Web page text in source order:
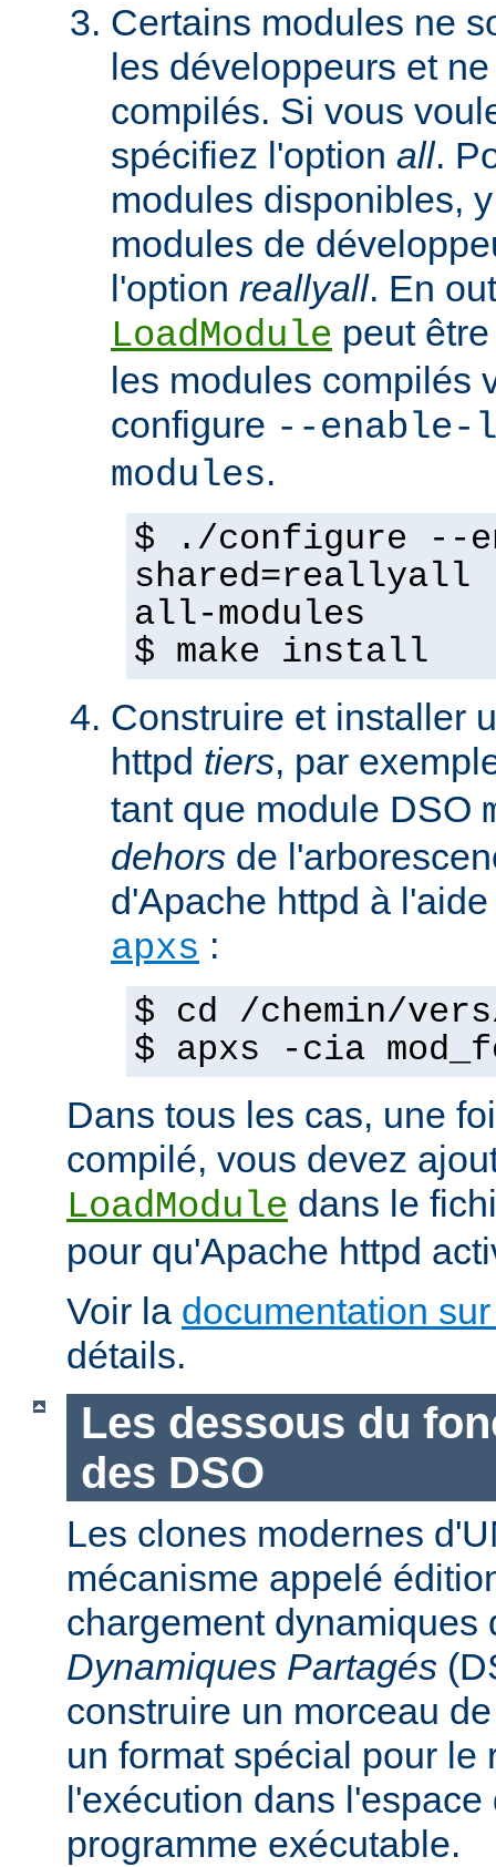
Certains modules ne
les développeurs et
compilés. Si vous
spécifiez l'option all.
modules disponibles,
modules de
l'option reallyall. En
LoadModule peut
les modules compilés
configure --
modules.
$ ./configure --
shared=reallyall
all-modules
$ make install
Construire et installer
httpd tiers, par
tant que module DSO
dehors de
d'Apache httpd à
apxs :
$ cd /chemin/
$ apxs -cia
Dans tous les cas, une
compilé, vous devez
LoadModule dans le
pour qu'Apache httpd
Voir la documentation
détails.
Les dessous du
des DSO
Les clones modernes
mécanisme appelé
chargement dynamiques
Dynamiques Partagés
construire un morceau
un format spécial pour le
l'exécution dans
programme exécutable.